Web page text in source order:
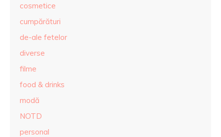
cosmetice
cumpărături
de-ale fetelor
diverse
filme
food & drinks
modă
NOTD
personal